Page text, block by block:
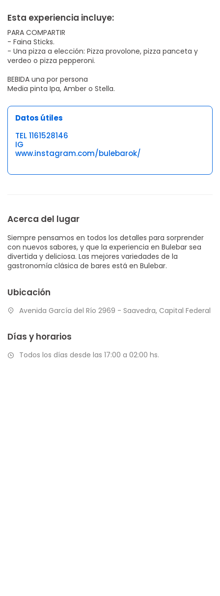
Esta experiencia incluye:
PARA COMPARTIR
- Faina Sticks.
- Una pizza a elección: Pizza provolone, pizza panceta y
verdeo o pizza pepperoni.
BEBIDA una por persona
Media pinta Ipa, Amber o Stella.
Datos útiles
TEL 1161528146
IG
www.instagram.com/bulebarok/
Acerca del lugar
Siempre pensamos en todos los detalles para sorprender
con nuevos sabores, y que la experiencia en Bulebar sea
divertida y deliciosa. Las mejores variedades de la
gastronomía clásica de bares está en Bulebar.
Ubicación
Avenida García del Río 2969 - Saavedra, Capital Federal
Días y horarios
Todos los días desde las 17:00 a 02:00 hs.